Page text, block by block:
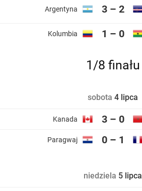
Argentyna 3 – 2
Kolumbia 1 – 0
1/8 finału
sobota 4 lipca
Kanada 3 – 0
Paragwaj 0 – 1
niedziela 5 lipca